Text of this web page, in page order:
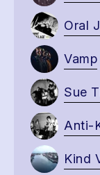
Oral
Vamp
Sue
Anti-
Kind